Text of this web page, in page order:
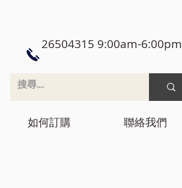
26504315 9:00am-6:00pm
如何訂購 聯絡我們